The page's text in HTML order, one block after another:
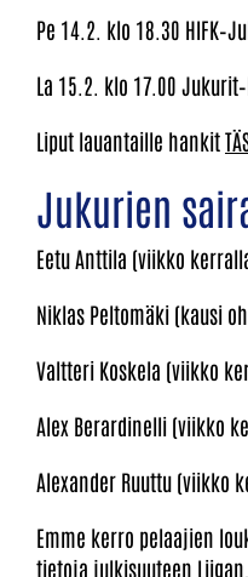
Pe 14.2. klo 18.30
La 15.2. klo 17.00
Liput lauantaille hankit
Jukurien
Eetu Anttila (viikko
Niklas Peltomäki (kausi
Valtteri Koskela (viikko
Alex Berardinelli (viikko
Alexander Ruuttu (viikko
Emme kerro pelaajien
tietoja julkisuuteen